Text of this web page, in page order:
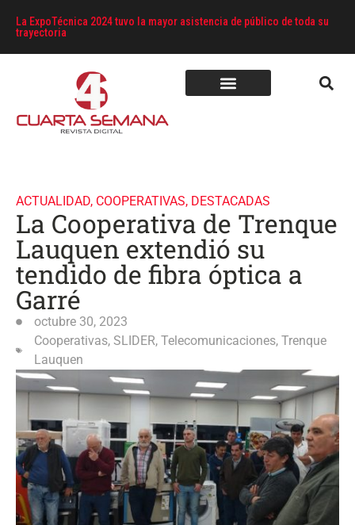
La ExpoTécnica 2024 tuvo la mayor asistencia de público de toda su
trayectoria
ACTUALIDAD, COOPERATIVAS, DESTACADAS
La Cooperativa de Trenque
Lauquen extendió su
tendido de fibra óptica a
Garré
octubre 30, 2023
Cooperativas, SLIDER, Telecomunicaciones, Trenque
Lauquen